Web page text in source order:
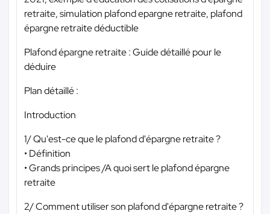
retraite, simulation plafond epargne retraite, plafond
épargne retraite déductible
Plafond épargne retraite : Guide détaillé pour le
déduire
Plan détaillé :
Introduction
1/ Qu'est-ce que le plafond d'épargne retraite ?
• Définition
• Grands principes /A quoi sert le plafond épargne
retraite
2/ Comment utiliser son plafond d'épargne retraite ?